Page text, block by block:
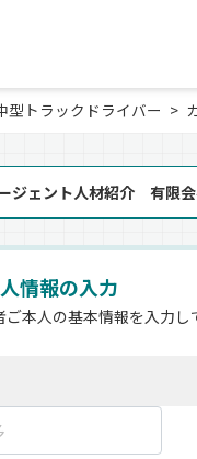
型トラックドライバー
ジェント人材紹介 有限
情報の入力
ご本人の基本情報を入力し